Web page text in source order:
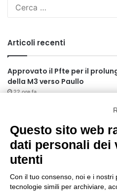
Articoli recenti
Approvato il Pfte per il
della M3 verso Paullo
22 ore fa
75 anni di INFN. La comunità,
futuro della ricerca in fisica
fondamentale in Italia
22 ore fa
Milano Aiuta Estate, 1600
assistenza attivate
24 ore fa
Questo sito web
dati personali dei
utenti
Con il tuo consenso, noi e i nostri
tecnologie simili per archiviare,